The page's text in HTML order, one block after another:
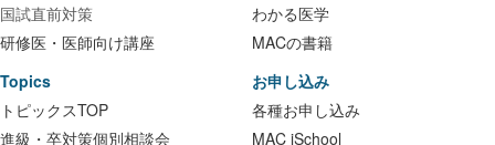
国試直前対策
研修医・医師向け講座
わかる医学
MACの書籍
Topics
トピックスTOP
進級・卒対策個別相談会
お申し込み
各種お申し込み
MAC iSchool